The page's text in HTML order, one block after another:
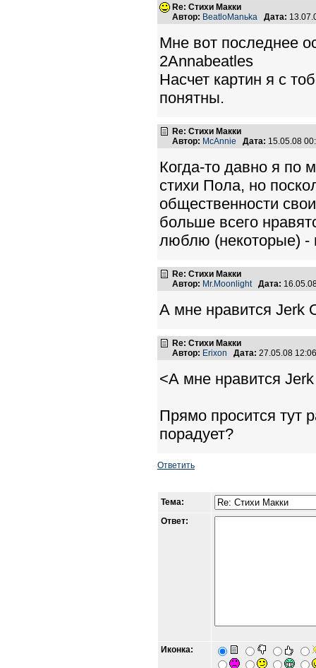
Re: Стихи Макки
Автор: BeatloManьka Дата:
Мне вот последнее
2Annabeatles
Насчет картин я с
понятны.
Re: Стихи Макки
Автор: McAnnie Дата: 15.05.08
Когда-то давно я по
стихи Пола, но
общественности
больше всего
люблю (некоторые) -
Re: Стихи Макки
Автор: Mr.Moonlight Дата:
А мне нравится Jerk
Re: Стихи Макки
Автор: Erixon Дата: 27.05.08
<А мне нравится
Прямо просится тут
порадует?
Ответить
Тема:
Ответ:
Иконка: